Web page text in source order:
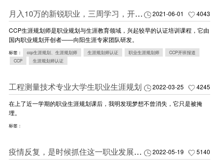
2021-06-01 4043
月入10万的新锐职业，三周学习，开启你职业生涯的新大陆！
CCP生涯规划师是职业规划与生涯教育领域，兴起较早的认证培训课程，它由
国内职业规划开创者——向阳生涯专家团队研发。
标签： ccp生涯规划、生涯规划师 生涯规划师认证 职业生涯规划师
CCP开班报道
CCP
生涯规划师认证
2022-03-25 4245
工程测量技术专业大学生职业生涯规划
在上了近一学期的职业生涯规划课后，我明发现梦想不曾消失，它只是被掩
埋。
标签：
2022-05-19 5140
疫情反复，是时候抓住这一职业发展新机遇！